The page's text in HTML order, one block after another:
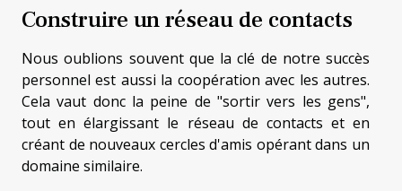
Construire un réseau de contacts
Nous oublions souvent que la clé de notre succès
personnel est aussi la coopération avec les autres.
Cela vaut donc la peine de "sortir vers les gens",
tout en élargissant le réseau de contacts et en
créant de nouveaux cercles d'amis opérant dans un
domaine similaire.